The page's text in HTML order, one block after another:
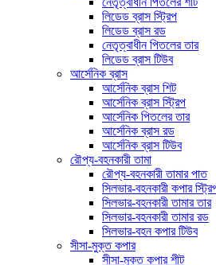
লিডেড ব্রাস স্ট্রিপ
লিডেড ব্রাস রড
নেতৃত্বাধীন পিতলের তার
লিডেড ব্রাস টিউব
আর্সেনিক ব্রাস
আর্সেনিক ব্রাস শিট
আর্সেনিক ব্রাস স্ট্রিপ
আর্সেনিক পিতলের তার
আর্সেনিক ব্রাস রড
আর্সেনিক ব্রাস টিউব
রৌপ্য-বহনকারী তামা
রৌপ্য-বহনকারী তামার পাত
সিলভার-বহনকারী কপার
সিলভার-বহনকারী তামার তার
সিলভার-বহনকারী তামার রড
সিলভার-বহন কপার টিউব
সীসা-মুক্ত কপার
সীসা-মুক্ত কপার শীট